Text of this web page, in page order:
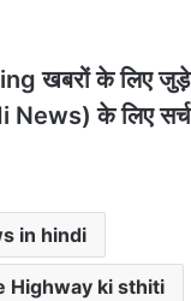
खबरों के लिए जुड़े
के लिए सर्च
in hindi
Highway ki sthiti